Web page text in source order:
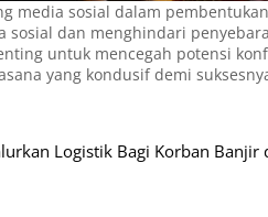
media sosial dalam
sosial dan menghindari
untuk mencegah potensi
yang kondusif demi
Logistik Bagi Korban Banjir